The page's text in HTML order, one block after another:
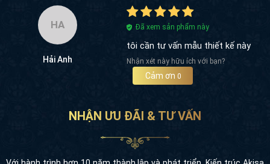
Hải Anh
tôi cần tư vấn mẫu thiết kế này
Cảm ơn
Với hành trình hơn 10 năm thành lập và phát triển, Kiến trúc Akisa
tự hào là một trong những đơn vị hàng đầu Việt Nam trong lĩnh vực